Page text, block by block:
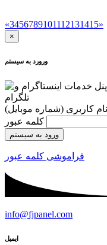
«3456789101112131415»
×
ورورد به سیستم
نام کاربری (شماره موبایل)
ورود به سیستم
فراموشی کلمه عبور
info@fjpanel.com
ایمیل